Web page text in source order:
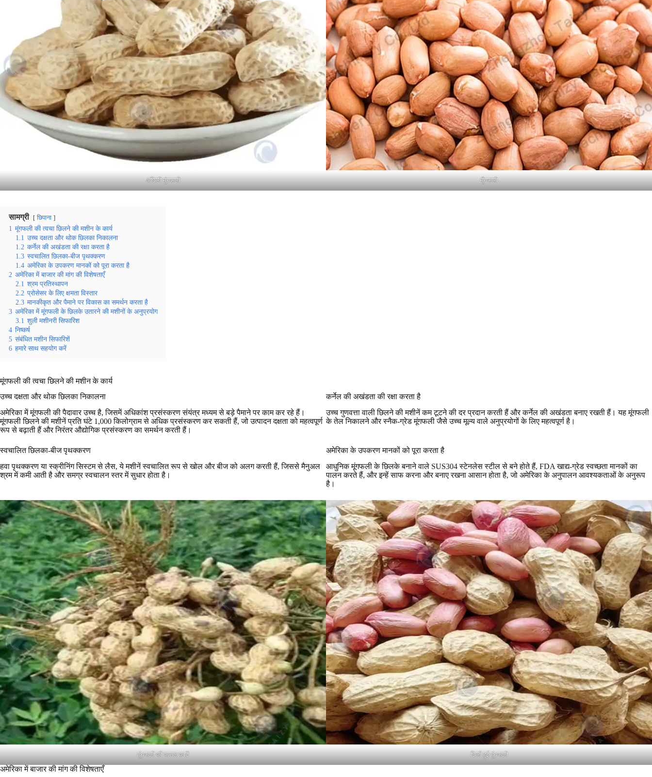
अछिली मूंगफली मूँगफली
सामग्री छिपाना
1 मूंगफली की त्वचा छिलने की मशीन के कार्य
1.1 उच्च दक्षता और थोक छिलका निकालना
1.2 कर्नेल की अखंडता की रक्षा करता है
1.3 स्वचालित छिलका-बीज पृथक्करण
1.4 अमेरिका के उपकरण मानकों को पूरा करता है
2 अमेरिका में बाजार की मांग की विशेषताएँ
2.1 श्रम प्रतिस्थापन
2.2 प्रोसेसर के लिए क्षमता विस्तार
2.3 मानकीकृत और पैमाने पर विकास का समर्थन करता है
3 अमेरिका में मूंगफली के छिलके उतारने की मशीनों के अनुप्रयोग
3.1 शुली मशीनरी सिफारिश
4 निष्कर्ष
5 संबंधित मशीन सिफारिशें
6 हमारे साथ सहयोग करें
मूंगफली की त्वचा छिलने की मशीन के कार्य
उच्च दक्षता और थोक छिलका निकालना
अमेरिका में मूंगफली की पैदावार उच्च है, जिसमें अधिकांश प्रसंस्करण संयंत्र मध्यम से बड़े पैमाने पर काम कर रहे हैं।
मूंगफली छिलने की मशीनें प्रति घंटे 1,000 किलोग्राम से अधिक प्रसंस्करण कर सकती हैं, जो उत्पादन दक्षता को महत्वपूर्ण
रूप से बढ़ाती हैं और निरंतर औद्योगिक प्रसंस्करण का समर्थन करती हैं।
कर्नेल की अखंडता की रक्षा करता है
उच्च गुणवत्ता वाली छिलने की मशीनें कम टूटने की दर प्रदान करती हैं और कर्नेल की अखंडता बनाए रखती हैं। यह मूंगफली
के तेल निकालने और स्नैक-ग्रेड मूंगफली जैसे उच्च मूल्य वाले अनुप्रयोगों के लिए महत्वपूर्ण है।
स्वचालित छिलका-बीज पृथक्करण
हवा पृथक्करण या स्क्रीनिंग सिस्टम से लैस, ये मशीनें स्वचालित रूप से खोल और बीज को अलग करती हैं, जिससे मैनुअल
श्रम में कमी आती है और समग्र स्वचालन स्तर में सुधार होता है।
अमेरिका के उपकरण मानकों को पूरा करता है
आधुनिक मूंगफली के छिलके बनाने वाले SUS304 स्टेनलेस स्टील से बने होते हैं, FDA खाद्य-ग्रेड स्वच्छता मानकों का
पालन करते हैं, और इन्हें साफ करना और बनाए रखना आसान होता है, जो अमेरिका के अनुपालन आवश्यकताओं के अनुरूप
है।
मूंगफली की फसल काटें छिली हुई मूंगफली
अमेरिका में बाजार की मांग की विशेषताएँ